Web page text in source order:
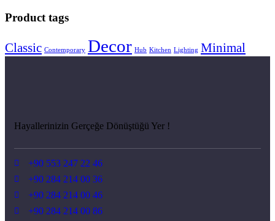
Product tags
Classic Contemporary Decor Hub Kitchen Lighting Minimal
Hayallerinizin Gerçeğe Dönüştüğü Yer !
+90 553 247 22 46
+90 284 214 00 36
+90 284 214 00 46
+90 284 214 00 86